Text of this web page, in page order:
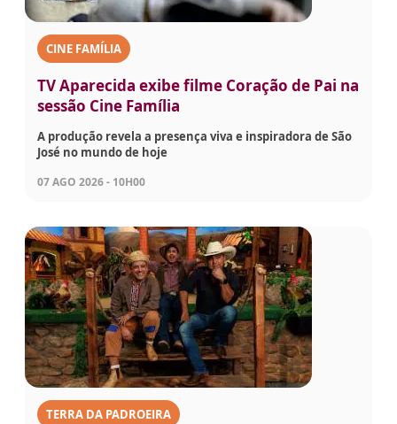
CINE FAMÍLIA
TV Aparecida exibe filme Coração de Pai na
sessão Cine Família
A produção revela a presença viva e inspiradora de São
José no mundo de hoje
07 AGO 2026 - 10H00
TERRA DA PADROEIRA